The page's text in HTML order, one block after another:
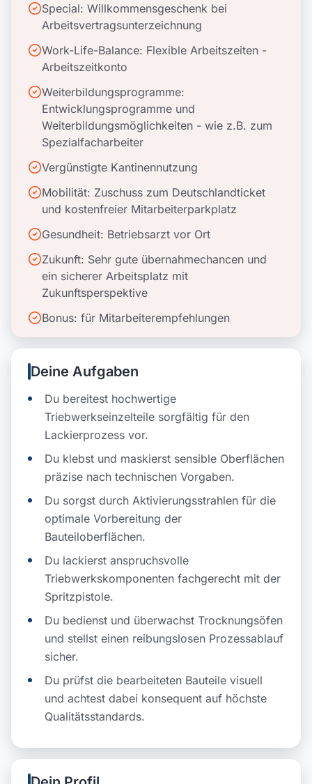
Special: Willkommensgeschenk bei
Arbeitsvertragsunterzeichnung
Work-Life-Balance: Flexible Arbeitszeiten -
Arbeitszeitkonto
Weiterbildungsprogramme:
Entwicklungsprogramme und
Weiterbildungsmöglichkeiten - wie z.B. zum
Spezialfacharbeiter
Vergünstigte Kantinennutzung
Mobilität: Zuschuss zum Deutschlandticket
und kostenfreier Mitarbeiterparkplatz
Gesundheit: Betriebsarzt vor Ort
Zukunft: Sehr gute übernahmechancen und
ein sicherer Arbeitsplatz mit
Zukunftsperspektive
Bonus: für Mitarbeiterempfehlungen
Deine Aufgaben
Du bereitest hochwertige
Triebwerkseinzelteile sorgfältig für den
Lackierprozess vor.
Du klebst und maskierst sensible Oberflächen
präzise nach technischen Vorgaben.
Du sorgst durch Aktivierungsstrahlen für die
optimale Vorbereitung der
Bauteiloberflächen.
Du lackierst anspruchsvolle
Triebwerkskomponenten fachgerecht mit der
Spritzpistole.
Du bedienst und überwachst Trocknungsöfen
und stellst einen reibungslosen Prozessablauf
sicher.
Du prüfst die bearbeiteten Bauteile visuell
und achtest dabei konsequent auf höchste
Qualitätsstandards.